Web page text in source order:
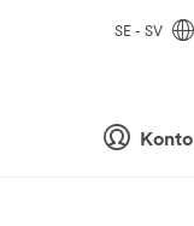
Konto
SE - SV